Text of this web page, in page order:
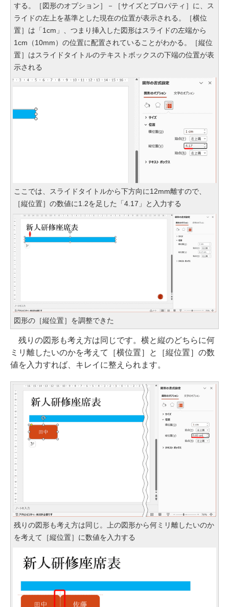
する。［図形のオプション］－［サイズとプロパティ］に、ス
ライドの左上を基準とした現在の位置が表示される。［横位
置］は「1cm」、つまり挿入した図形はスライドの左端から
1cm（10mm）の位置に配置されていることがわかる。［縦位
置］はスライドタイトルのテキストボックスの下端の位置が表
示される
ここでは、スライドタイトルから下方向に12mm離すので、
［縦位置］の数値に1.2を足した「4.17」と入力する
図形の［縦位置］を調整できた
残りの図形も考え方は同じです。横と縦のどちらに何
ミリ離したいのかを考えて［横位置］と［縦位置］の数
値を入力すれば、キレイに整えられます。
残りの図形も考え方は同じ。上の図形から何ミリ離したいのか
を考えて［縦位置］に数値を入力する